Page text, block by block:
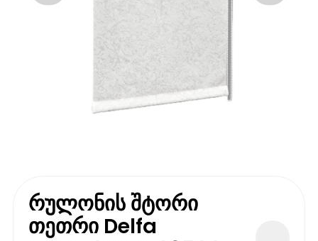
რულონის შტორი
თეთრი Delfa